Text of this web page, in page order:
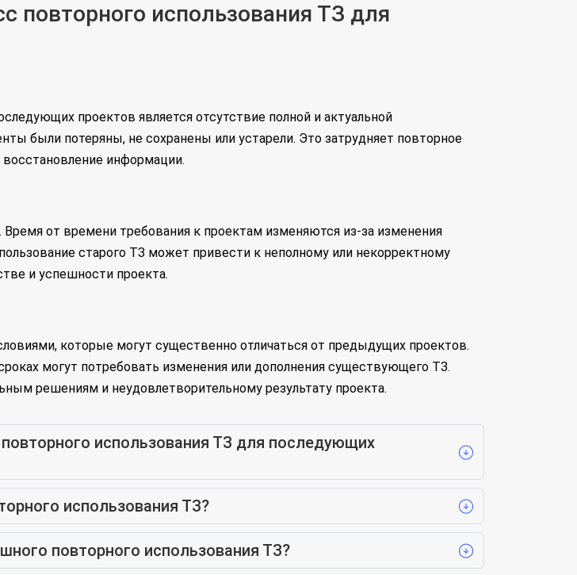
повторного использования ТЗ для
проектов является отсутствие полной и актуальной
были потеряны, не сохранены или устарели. Это затрудняет повторное
информации.
от времени требования к проектам изменяются из-за изменения
старого ТЗ может привести к неполному или некорректному
и успешности проекта.
которые могут существенно отличаться от предыдущих проектов.
могут потребовать изменения или дополнения существующего ТЗ.
решениям и неудовлетворительному результату проекта.
использования ТЗ для последующих
использования ТЗ?
повторного использования ТЗ?